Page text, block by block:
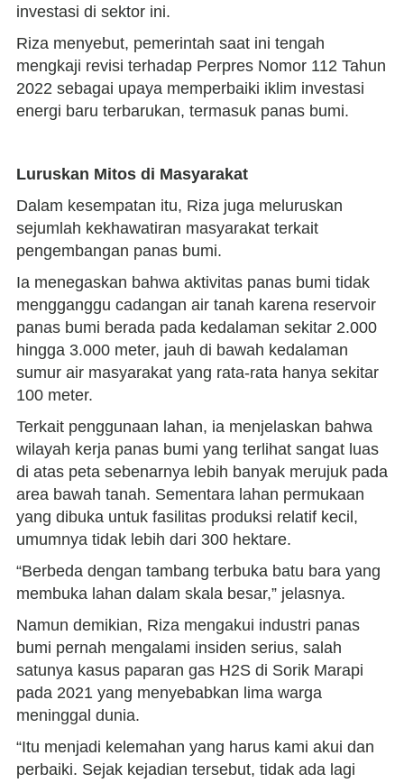
investasi di sektor ini.
Riza menyebut, pemerintah saat ini tengah
mengkaji revisi terhadap Perpres Nomor 112 Tahun
2022 sebagai upaya memperbaiki iklim investasi
energi baru terbarukan, termasuk panas bumi.
Luruskan Mitos di Masyarakat
Dalam kesempatan itu, Riza juga meluruskan
sejumlah kekhawatiran masyarakat terkait
pengembangan panas bumi.
Ia menegaskan bahwa aktivitas panas bumi tidak
mengganggu cadangan air tanah karena reservoir
panas bumi berada pada kedalaman sekitar 2.000
hingga 3.000 meter, jauh di bawah kedalaman
sumur air masyarakat yang rata-rata hanya sekitar
100 meter.
Terkait penggunaan lahan, ia menjelaskan bahwa
wilayah kerja panas bumi yang terlihat sangat luas
di atas peta sebenarnya lebih banyak merujuk pada
area bawah tanah. Sementara lahan permukaan
yang dibuka untuk fasilitas produksi relatif kecil,
umumnya tidak lebih dari 300 hektare.
“Berbeda dengan tambang terbuka batu bara yang
membuka lahan dalam skala besar,” jelasnya.
Namun demikian, Riza mengakui industri panas
bumi pernah mengalami insiden serius, salah
satunya kasus paparan gas H2S di Sorik Marapi
pada 2021 yang menyebabkan lima warga
meninggal dunia.
“Itu menjadi kelemahan yang harus kami akui dan
perbaiki. Sejak kejadian tersebut, tidak ada lagi